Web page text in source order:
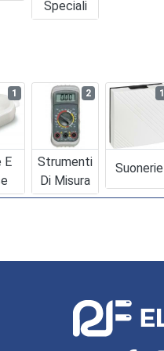
Speciali
E
1
Strumenti
Di Misura
2
Suonerie
1